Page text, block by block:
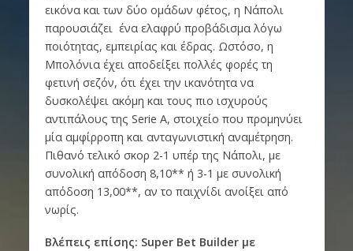
εικόνα και των δύο ομάδων φέτος, η Νάπολι
παρουσιάζει ένα ελαφρύ προβάδισμα λόγω
ποιότητας, εμπειρίας και έδρας. Ωστόσο, η
Μπολόνια έχει αποδείξει πολλές φορές τη
φετινή σεζόν, ότι έχει την ικανότητα να
δυσκολέψει ακόμη και τους πιο ισχυρούς
αντιπάλους της Serie A, στοιχείο που προμηνύει
μία αμφίρροπη και ανταγωνιστική αναμέτρηση.
Πιθανό τελικό σκορ 2-1 υπέρ της Νάπολι, με
συνολική απόδοση 8,10** ή 3-1 με συνολική
απόδοση 13,00**, αν το παιχνίδι ανοίξει από
νωρίς.
Βλέπεις επίσης: Super Bet Builder με